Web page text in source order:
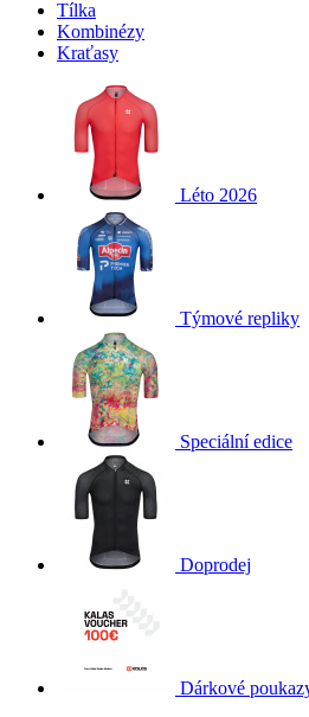
Tílka
Kombinézy
Kraťasy
Léto 2026
Týmové repliky
Speciální edice
Doprodej
Dárkové